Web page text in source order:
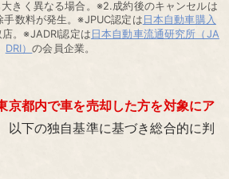
きく異なる場合。※2.成約後のキャンセルは
数料が発生。※JPUC認定は 日本自動車購入
。※JADRI認定は 日本自動車流通研究所（JA
DRI）の会員企業。
京都内で車を売却した方を対象にア
以下の独自基準に基づき総合的に判